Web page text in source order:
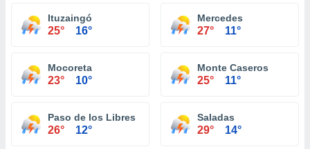
Ituzaingó
25° 16°
Mercedes
27° 11°
Mocoreta
23° 10°
Monte Caseros
25° 11°
Paso de los Libres
26° 12°
Saladas
29° 14°